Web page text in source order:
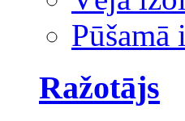
Pūšamā
Ražotājs